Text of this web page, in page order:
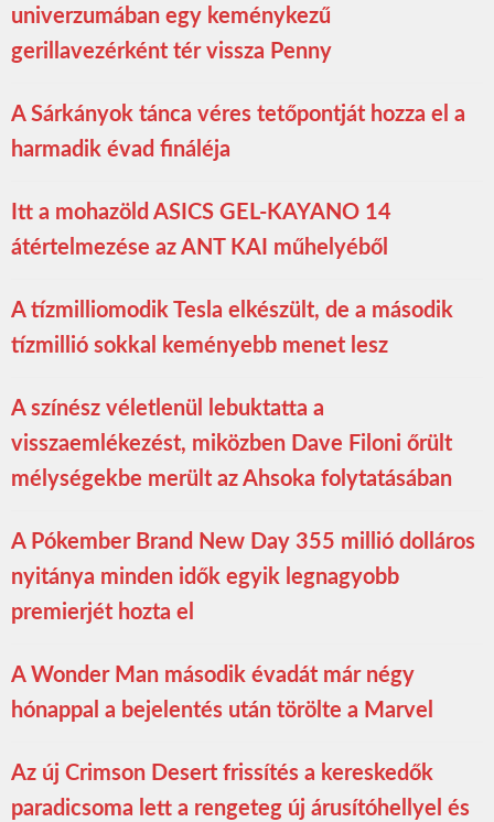
univerzumában egy keménykezű
gerillavezérként tér vissza Penny
A Sárkányok tánca véres tetőpontját hozza el a
harmadik évad fináléja
Itt a mohazöld ASICS GEL-KAYANO 14
átértelmezése az ANT KAI műhelyéből
A tízmilliomodik Tesla elkészült, de a második
tízmillió sokkal keményebb menet lesz
A színész véletlenül lebuktatta a
visszaemlékezést, miközben Dave Filoni őrült
mélységekbe merült az Ahsoka folytatásában
A Pókember Brand New Day 355 millió dolláros
nyitánya minden idők egyik legnagyobb
premierjét hozta el
A Wonder Man második évadát már négy
hónappal a bejelentés után törölte a Marvel
Az új Crimson Desert frissítés a kereskedők
paradicsoma lett a rengeteg új árusítóhellyel és